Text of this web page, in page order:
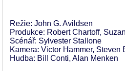
Režie: John G. Avildsen
Produkce: Robert Chartoff,
Scénář: Sylvester Stallone
Kamera: Victor Hammer, Steven
Hudba: Bill Conti, Alan Menken